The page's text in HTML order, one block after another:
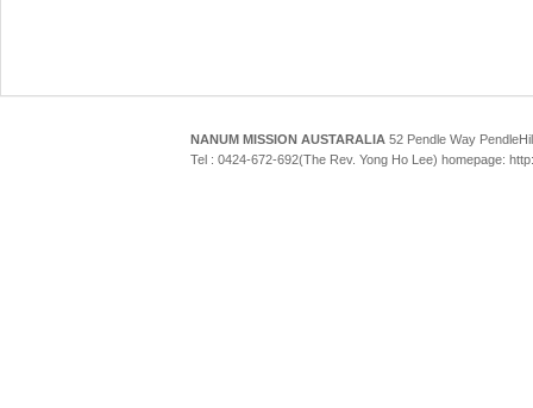
NANUM MISSION AUSTARALIA 52 Pendle Way
Tel : 0424-672-692(The Rev. Yong Ho Lee) homepage: